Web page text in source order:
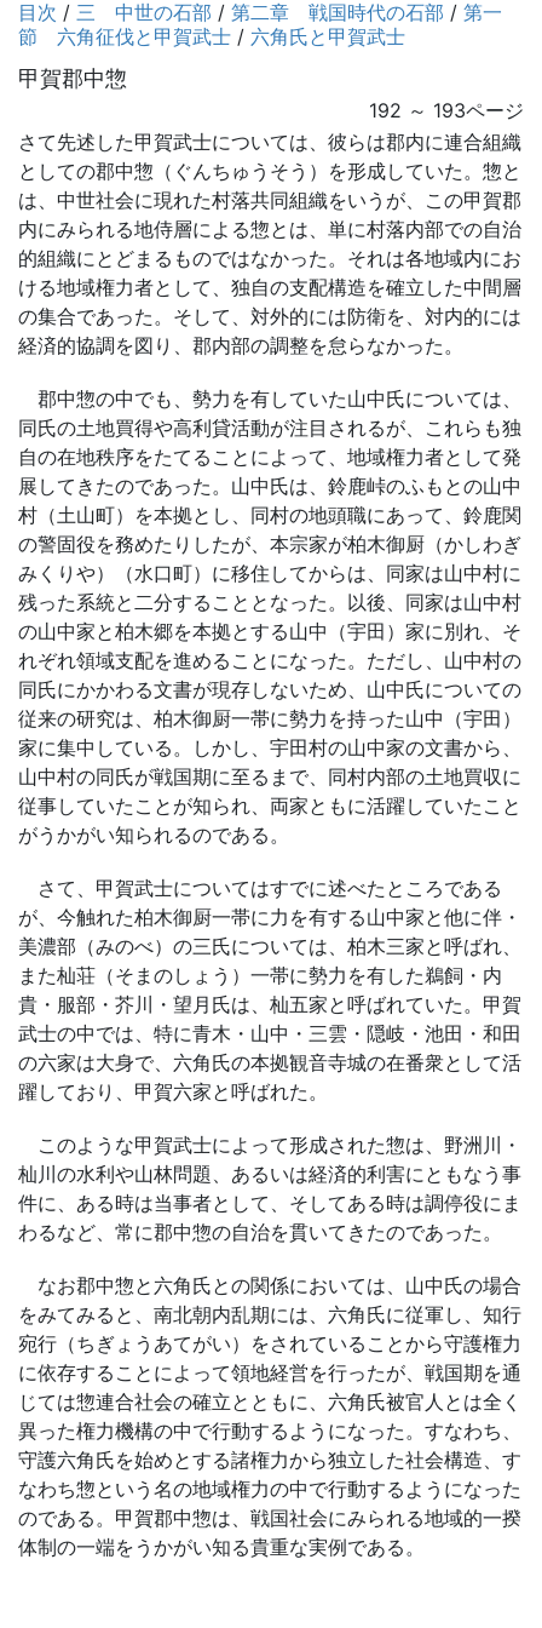
目次 / 三 中世の石部 / 第二章 戦国時代の石部 / 第一
節 六角征伐と甲賀武士 / 六角氏と甲賀武士
甲賀郡中惣
192 ～ 193ページ
さて先述した甲賀武士については、彼らは郡内に連合組織
としての郡中惣（ぐんちゅうそう）を形成していた。惣と
は、中世社会に現れた村落共同組織をいうが、この甲賀郡
内にみられる地侍層による惣とは、単に村落内部での自治
的組織にとどまるものではなかった。それは各地域内にお
ける地域権力者として、独自の支配構造を確立した中間層
の集合であった。そして、対外的には防衛を、対内的には
経済的協調を図り、郡内部の調整を怠らなかった。
郡中惣の中でも、勢力を有していた山中氏については、
同氏の土地買得や高利貸活動が注目されるが、これらも独
自の在地秩序をたてることによって、地域権力者として発
展してきたのであった。山中氏は、鈴鹿峠のふもとの山中
村（土山町）を本拠とし、同村の地頭職にあって、鈴鹿関
の警固役を務めたりしたが、本宗家が柏木御厨（かしわぎ
みくりや）（水口町）に移住してからは、同家は山中村に
残った系統と二分することとなった。以後、同家は山中村
の山中家と柏木郷を本拠とする山中（宇田）家に別れ、そ
れぞれ領域支配を進めることになった。ただし、山中村の
同氏にかかわる文書が現存しないため、山中氏についての
従来の研究は、柏木御厨一帯に勢力を持った山中（宇田）
家に集中している。しかし、宇田村の山中家の文書から、
山中村の同氏が戦国期に至るまで、同村内部の土地買収に
従事していたことが知られ、両家ともに活躍していたこと
がうかがい知られるのである。
さて、甲賀武士についてはすでに述べたところである
が、今触れた柏木御厨一帯に力を有する山中家と他に伴・
美濃部（みのべ）の三氏については、柏木三家と呼ばれ、
また杣荘（そまのしょう）一帯に勢力を有した鵜飼・内
貴・服部・芥川・望月氏は、杣五家と呼ばれていた。甲賀
武士の中では、特に青木・山中・三雲・隠岐・池田・和田
の六家は大身で、六角氏の本拠観音寺城の在番衆として活
躍しており、甲賀六家と呼ばれた。
このような甲賀武士によって形成された惣は、野洲川・
杣川の水利や山林問題、あるいは経済的利害にともなう事
件に、ある時は当事者として、そしてある時は調停役にま
わるなど、常に郡中惣の自治を貫いてきたのであった。
なお郡中惣と六角氏との関係においては、山中氏の場合
をみてみると、南北朝内乱期には、六角氏に従軍し、知行
宛行（ちぎょうあてがい）をされていることから守護権力
に依存することによって領地経営を行ったが、戦国期を通
じては惣連合社会の確立とともに、六角氏被官人とは全く
異った権力機構の中で行動するようになった。すなわち、
守護六角氏を始めとする諸権力から独立した社会構造、す
なわち惣という名の地域権力の中で行動するようになった
のである。甲賀郡中惣は、戦国社会にみられる地域的一揆
体制の一端をうかがい知る貴重な実例である。